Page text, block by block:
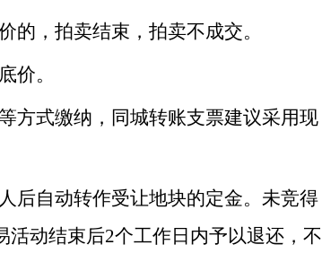
的，拍卖结束，拍卖不成交。
价。
方式缴纳，同城转账支票建议采用现
后自动转作受让地块的定金。未竞得
活动结束后2个工作日内予以退还，不